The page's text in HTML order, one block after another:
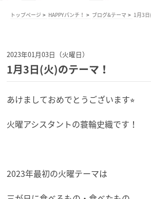
トップページ HAPPYパンチ！ ブログ&テーマ 1月3日
2023年01月03日（火曜日）
1月3日(火)のテーマ！
あけましておめでとうございます⭐︎
火曜アシスタントの蓑輪史織です！
2023年最初の火曜テーマは